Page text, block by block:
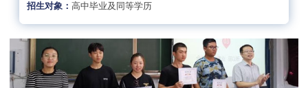
招生对象： 高中毕业及同等学历